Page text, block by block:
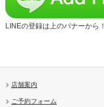
LINEの登録は上のバナーから！
店舗案内
ご予約フォーム